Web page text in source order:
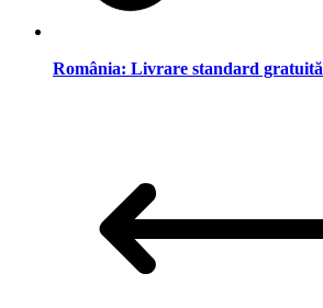
România: Livrare standard gratuită